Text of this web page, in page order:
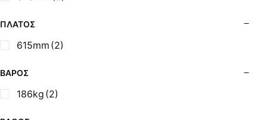
Σόμπες Ξύλου από Ατσάλι με Φούρνο
Σόμπες Πετρελαίου (Alfatherm)
Σόμπες Πετρελαίου (Assos)
Σόμπες Πετρελαίου (StarStoves)
Σόμπες Πετρελαίου (ΟΒΕΛ)
Σόμπες Πετρελαίου Αερόθερμες (Agorastos)
ΠΛΆΤΟΣ
615mm (2)
ΒΆΡΟΣ
186kg (2)